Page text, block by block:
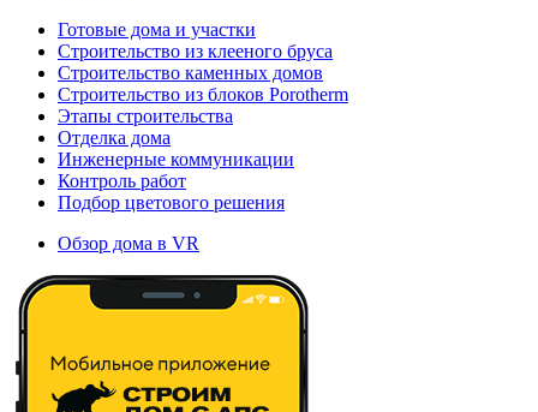
Готовые дома и участки
Строительство из клееного бруса
Строительство каменных домов
Строительство из блоков Porotherm
Этапы строительства
Отделка дома
Инженерные коммуникации
Контроль работ
Подбор цветового решения
Обзор дома в VR